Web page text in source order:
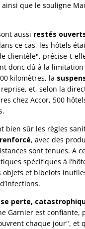
que le souligne
aussi restés
ce cas, les hôtels
clientèle", précise-t-
donc dû à la limitation
kilomètres, la
et, selon la
chez Accor, 500
bien sûr les règles
renforcé, avec des
sont tenues. A
spécifiques à
et bibelots
perte,
Garnier est confiante,
chaque jour", et